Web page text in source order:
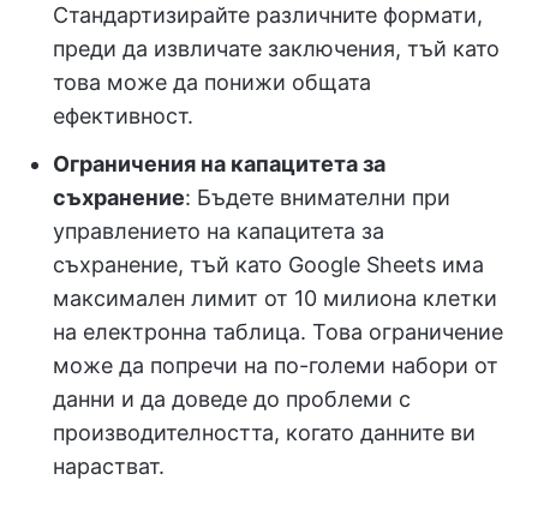
Стандартизирайте различните формати,
преди да извличате заключения, тъй като
това може да понижи общата
ефективност.
Ограничения на капацитета за
съхранение: Бъдете внимателни при
управлението на капацитета за
съхранение, тъй като Google Sheets има
максимален лимит от 10 милиона клетки
на електронна таблица. Това ограничение
може да попречи на по-големи набори от
данни и да доведе до проблеми с
производителността, когато данните ви
нарастват.